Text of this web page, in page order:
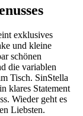
exklusives
und kleine
schönen
die variablen
Tisch. SinStella
klares Statement
Wieder geht es
Liebsten.